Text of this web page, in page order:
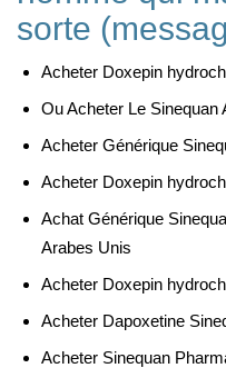
sorte
Acheter Doxepin
Ou Acheter Le Sinequan
Acheter Générique
Acheter Doxepin
Achat Générique
Arabes Unis
Acheter Doxepin
Acheter Dapoxetine
Acheter Sinequan